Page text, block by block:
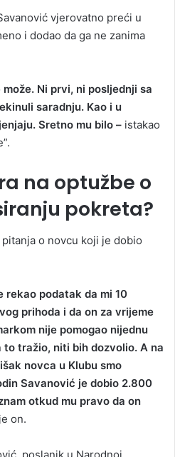
vjerovatno preći u
i dodao da ga ne zanima
Ni prvi, ni posljednji sa
saradnju. Kao i u
Sretno mu bilo – istakao
na optužbe o
pokreta?
o novcu koji je dobio
rekao podatak da mi 10
prihoda i da on za vrijeme
nije pomogao nijednu
tražio, niti bih dozvolio. A na
novca u Klubu smo
Savanović je dobio 2.800
otkud mu pravo da on
on.